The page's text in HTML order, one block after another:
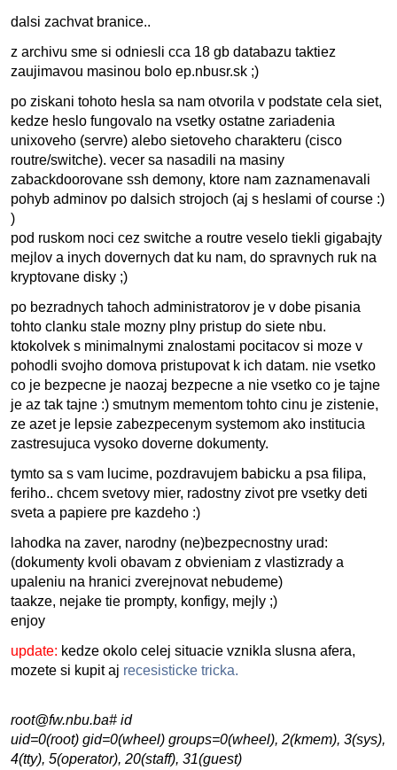
dalsi zachvat branice..
z archivu sme si odniesli cca 18 gb databazu taktiez
zaujimavou masinou bolo ep.nbusr.sk ;)
po ziskani tohoto hesla sa nam otvorila v podstate cela siet,
kedze heslo fungovalo na vsetky ostatne zariadenia
unixoveho (servre) alebo sietoveho charakteru (cisco
routre/switche). vecer sa nasadili na masiny
zabackdoorovane ssh demony, ktore nam zaznamenavali
pohyb adminov po dalsich strojoch (aj s heslami of course :)
)
pod ruskom noci cez switche a routre veselo tiekli gigabajty
mejlov a inych dovernych dat ku nam, do spravnych ruk na
kryptovane disky ;)
po bezradnych tahoch administratorov je v dobe pisania
tohto clanku stale mozny plny pristup do siete nbu.
ktokolvek s minimalnymi znalostami pocitacov si moze v
pohodli svojho domova pristupovat k ich datam. nie vsetko
co je bezpecne je naozaj bezpecne a nie vsetko co je tajne
je az tak tajne :) smutnym mementom tohto cinu je zistenie,
ze azet je lepsie zabezpecenym systemom ako institucia
zastresujuca vysoko doverne dokumenty.
tymto sa s vam lucime, pozdravujem babicku a psa filipa,
feriho.. chcem svetovy mier, radostny zivot pre vsetky deti
sveta a papiere pre kazdeho :)
lahodka na zaver, narodny (ne)bezpecnostny urad:
(dokumenty kvoli obavam z obvieniam z vlastizrady a
upaleniu na hranici zverejnovat nebudeme)
taakze, nejake tie prompty, konfigy, mejly ;)
enjoy
update: kedze okolo celej situacie vznikla slusna afera,
mozete si kupit aj recesisticke tricka.
root@fw.nbu.ba# id
uid=0(root) gid=0(wheel) groups=0(wheel), 2(kmem), 3(sys),
4(tty), 5(operator), 20(staff), 31(guest)